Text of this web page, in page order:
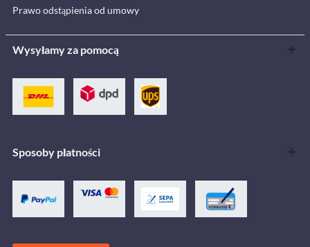
Prawo odstąpienia od umowy
Wysyłamy za pomocą
Sposoby płatności